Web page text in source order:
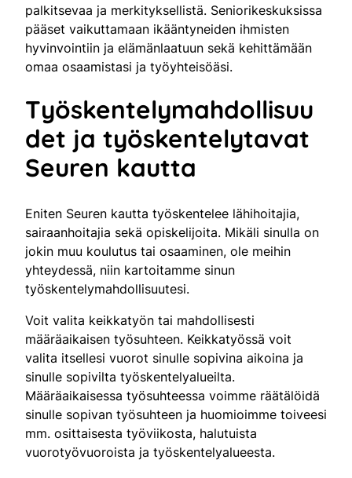
palkitsevaa ja merkityksellistä. Seniorikeskuksissa
pääset vaikuttamaan ikääntyneiden ihmisten
hyvinvointiin ja elämänlaatuun sekä kehittämään
omaa osaamistasi ja työyhteisöäsi.
Työskentelymahdollisuu
det ja työskentelytavat
Seuren kautta
Eniten Seuren kautta työskentelee lähihoitajia,
sairaanhoitajia sekä opiskelijoita. Mikäli sinulla on
jokin muu koulutus tai osaaminen, ole meihin
yhteydessä, niin kartoitamme sinun
työskentelymahdollisuutesi.
Voit valita keikkatyön tai mahdollisesti
määräaikaisen työsuhteen. Keikkatyössä voit
valita itsellesi vuorot sinulle sopivina aikoina ja
sinulle sopivilta työskentelyalueilta.
Määräaikaisessa työsuhteessa voimme räätälöidä
sinulle sopivan työsuhteen ja huomioimme toiveesi
mm. osittaisesta työviikosta, halutuista
vuorotyövuoroista ja työskentelyalueesta.